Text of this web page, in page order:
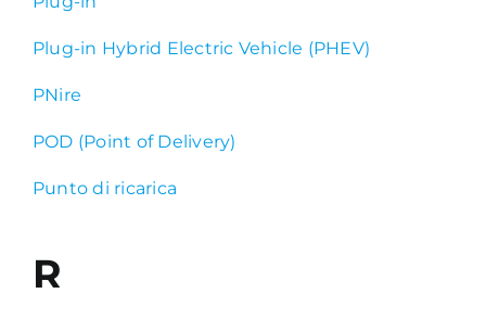
Plug-in Hybrid Electric Vehicle (PHEV)
PNire
POD (Point of Delivery)
Punto di ricarica
R